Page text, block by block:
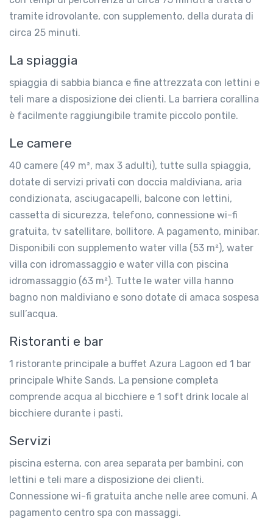
tramite idrovolante, con supplemento, della durata di
circa 25 minuti.
La spiaggia
spiaggia di sabbia bianca e fine attrezzata con lettini e
teli mare a disposizione dei clienti. La barriera corallina
è facilmente raggiungibile tramite piccolo pontile.
Le camere
40 camere (49 m², max 3 adulti), tutte sulla spiaggia,
dotate di servizi privati con doccia maldiviana, aria
condizionata, asciugacapelli, balcone con lettini,
cassetta di sicurezza, telefono, connessione wi-fi
gratuita, tv satellitare, bollitore. A pagamento, minibar.
Disponibili con supplemento water villa (53 m²), water
villa con idromassaggio e water villa con piscina
idromassaggio (63 m²). Tutte le water villa hanno
bagno non maldiviano e sono dotate di amaca sospesa
sull’acqua.
Ristoranti e bar
1 ristorante principale a buffet Azura Lagoon ed 1 bar
principale White Sands. La pensione completa
comprende acqua al bicchiere e 1 soft drink locale al
bicchiere durante i pasti.
Servizi
piscina esterna, con area separata per bambini, con
lettini e teli mare a disposizione dei clienti.
Connessione wi-fi gratuita anche nelle aree comuni. A
pagamento centro spa con massaggi.